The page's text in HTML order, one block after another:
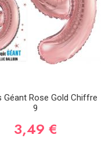
Géant Rose Gold Chiffre
9
3,49 €